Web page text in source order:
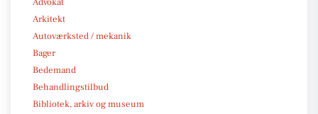
Arkitekt
Autoværksted / mekanik
Bager
Bedemand
Behandlingstilbud
Bibliotek, arkiv og museum